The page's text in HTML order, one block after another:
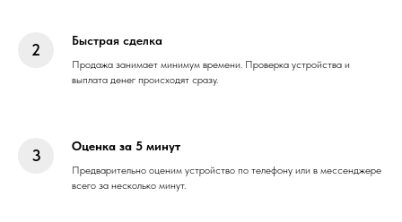
Быстрая сделка
Продажа занимает минимум времени. Проверка устройства и
выплата денег происходят сразу.
Оценка за 5 минут
Предварительно оценим устройство по телефону или в мессенджере
всего за несколько минут.